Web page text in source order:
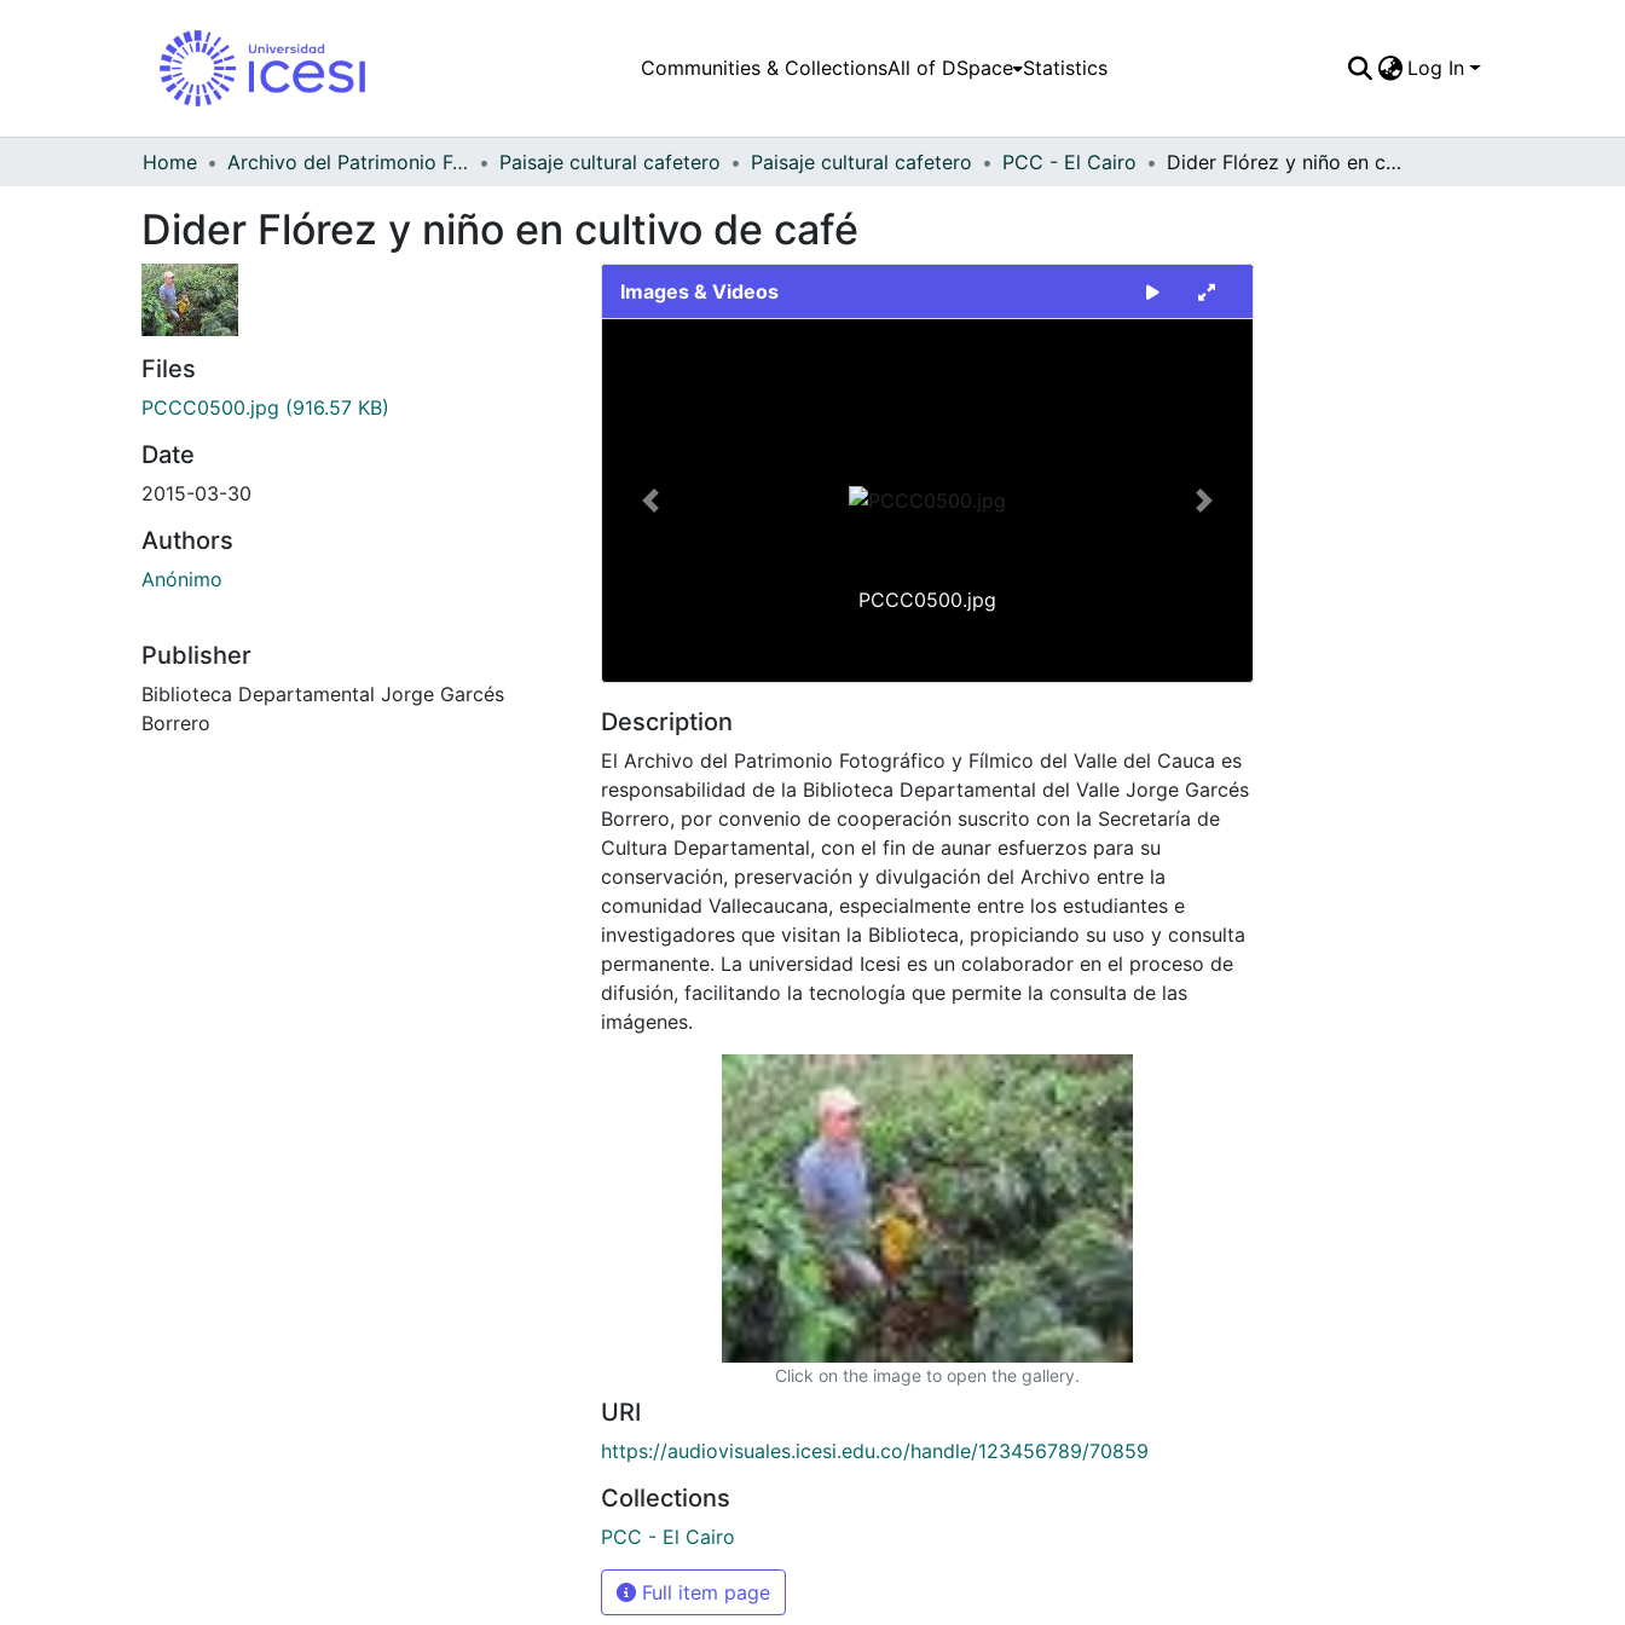
Communities & CollectionsAll of DSpace Statistics Log In
Home Archivo del Patrimonio Fotográfico y Fílmico del Valle del Cauca Paisaje cultural cafetero Paisaje cultural cafetero PCC - El Cairo Dider Flórez y niño en cultivo de café
Dider Flórez y niño en cultivo de café
Files
PCCC0500.jpg (916.57 KB)
Date
2015-03-30
Authors
Anónimo
Publisher
Biblioteca Departamental Jorge Garcés
Borrero
Images & Videos
PCCC0500.jpg
Previous Next
Description
El Archivo del Patrimonio Fotográfico y Fílmico del Valle del Cauca es
responsabilidad de la Biblioteca Departamental del Valle Jorge Garcés
Borrero, por convenio de cooperación suscrito con la Secretaría de
Cultura Departamental, con el fin de aunar esfuerzos para su
conservación, preservación y divulgación del Archivo entre la
comunidad Vallecaucana, especialmente entre los estudiantes e
investigadores que visitan la Biblioteca, propiciando su uso y consulta
permanente. La universidad Icesi es un colaborador en el proceso de
difusión, facilitando la tecnología que permite la consulta de las
imágenes.
Click on the image to open the gallery.
URI
https://audiovisuales.icesi.edu.co/handle/123456789/70859
Collections
PCC - El Cairo
Full item page